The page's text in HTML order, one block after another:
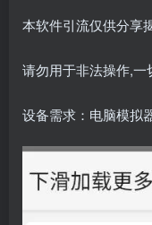
本软件引流仅供分享
请勿用于非法操作,一
设备需求：电脑模拟